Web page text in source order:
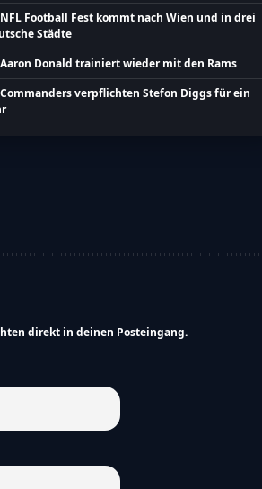
NFL Football Fest kommt nach Wien und in drei
Städte
Aaron Donald trainiert wieder mit den Rams
Commanders verpflichten Stefon Diggs für ein
direkt in deinen Posteingang.